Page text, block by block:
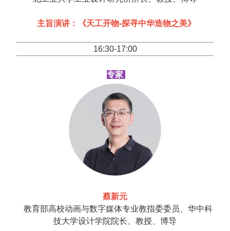
主旨演讲：《天工开物-探寻中华造物之美》
16:30-17:00
专家
蔡新元
教育部高校动画与数字媒体专业教指委委员、华中科
技大学设计学院院长、教授、博导